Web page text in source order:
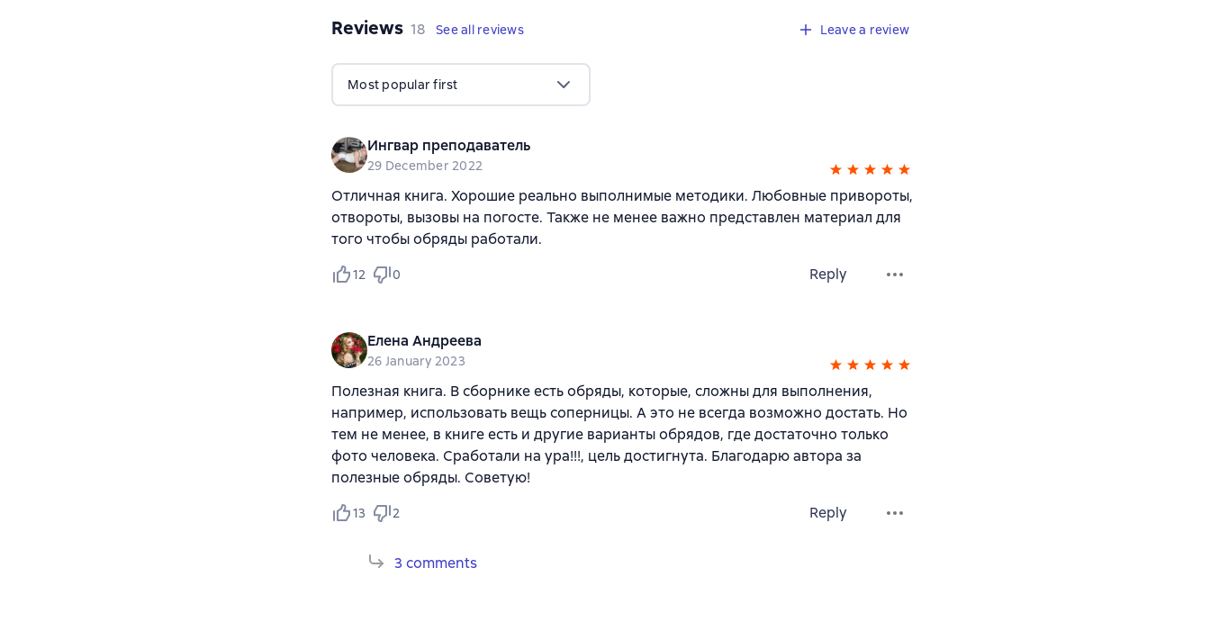
Reviews 18 reviews
18 See all reviews Leave a review
Most popular first
Ингвар преподаватель
29 December 2022
Отличная книга. Хорошие реально выполнимые методики. Любовные привороты,
отвороты, вызовы на погосте. Также не менее важно представлен материал для
того чтобы обряды работали.
12 0 Reply
Елена Андреева
26 January 2023
Полезная книга. В сборнике есть обряды, которые, сложны для выполнения,
например, использовать вещь соперницы. А это не всегда возможно достать. Но
тем не менее, в книге есть и другие варианты обрядов, где достаточно только
фото человека. Сработали на ура!!!, цель достигнута. Благодарю автора за
полезные обряды. Советую!
13 2 Reply
3 comments